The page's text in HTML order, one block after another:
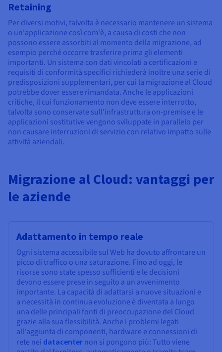
Retaining
Per diversi motivi, talvolta è necessario mantenere un sistema
o un'applicazione così com'è, a causa di costi che non
possono essere assorbiti al momento della migrazione, ad
esempio perché occorre trasferire prima gli elementi
importanti. Un sistema con dati vincolati a certificazioni e
requisiti di conformità specifici richiederà inoltre una serie di
predisposizioni supplementari, per cui la migrazione al Cloud
potrebbe dover essere rimandata. Anche le applicazioni
critiche, il cui funzionamento non deve essere interrotto,
talvolta sono conservate sull'infrastruttura on-premise e le
applicazioni sostitutive vengono sviluppate in parallelo per
non causare interruzioni di servizio con relativo impatto sulle
attività aziendali.
Migrazione al Cloud: vantaggi per
le aziende
Adattamento in tempo reale
Ogni sistema accessibile sul Web ha dovuto affrontare un
picco di traffico o una saturazione. Fino ad oggi, le
risorse sono state spesso sufficienti e le decisioni
devono essere prese in seguito a un avvenimento
importante. La capacità di adattarsi a nuove situazioni e
a necessità in continua evoluzione è diventata a lungo
una delle principali fonti di preoccupazione del Cloud
grazie alla sua flessibilità. Anche i problemi legati
all'aggiunta di componenti, hardware e connessioni di
rete nei datacenter non si pongono più: Tutto viene